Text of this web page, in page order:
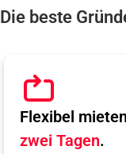
Die beste
Flexibel
zwei Tagen.